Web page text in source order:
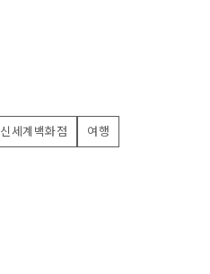
신세계백화점
여행